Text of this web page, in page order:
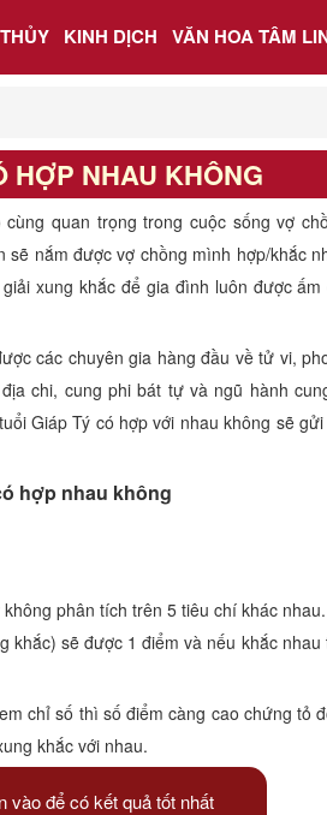
KINH DỊCH VĂN HOA TÂM
HỢP NHAU KHÔNG
cùng quan trọng trong cuộc sống vợ
nắm được vợ chồng mình hợp/khắc
xung khắc để gia đình luôn được ấm
các chuyên gia hàng đầu về tử vi,
chi, cung phi bát tự và ngũ hành
Giáp Tý có hợp với nhau không sẽ
hợp nhau không
phân tích trên 5 tiêu chí khác
sẽ được 1 điểm và nếu khắc nhau
chỉ số thì số điểm càng cao chứng tỏ
khắc với nhau.
vào để có kết quả tốt nhất